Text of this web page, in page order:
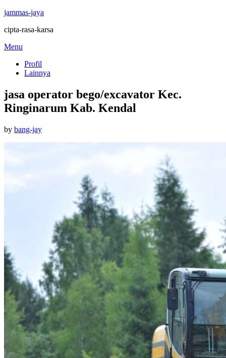
jammas-jaya
cipta-rasa-karsa
Skip
content
Menu
Profil
Lainnya
jasa operator bego/excavator Kec.
Ringinarum Kab. Kendal
by bang-jayPosted